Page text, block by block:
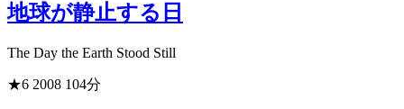
地球が静止する日
The Day the Earth Stood Still
★6 2008 104分